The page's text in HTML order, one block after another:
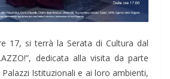
17, si terrà la Serata di Cultura dal
dedicata alla visita da parte
Istituzionali e ai loro ambienti,